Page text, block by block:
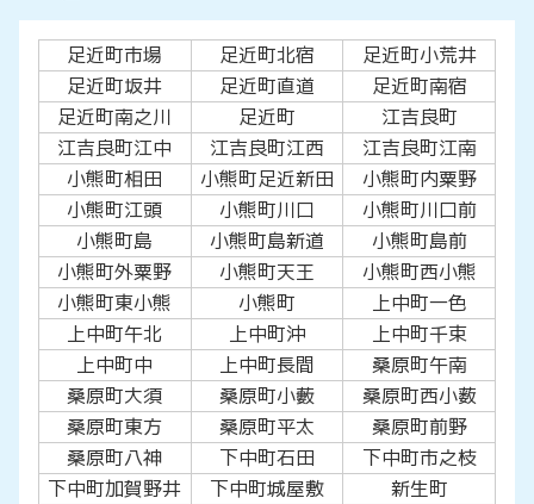
足近町市場 足近町北宿
足近町小荒井
足近町坂井
足近町直道
足近町南宿
足近町南之川
足近町
江吉良町
江吉良町江中
江吉良町江西
江吉良町江南
小熊町相田
小熊町足近新田
小熊町内粟野
小熊町江頭
小熊町川口
小熊町川口前
小熊町島
小熊町島新道
小熊町島前
小熊町外粟野
小熊町天王
小熊町西小熊
小熊町東小熊
小熊町
上中町一色
上中町午北
上中町沖
上中町千束
上中町中
上中町長間
桑原町午南
桑原町大須
桑原町小藪
桑原町西小薮
桑原町東方
桑原町平太
桑原町前野
桑原町八神
下中町石田
下中町市之枝
下中町加賀野井
下中町城屋敷
新生町